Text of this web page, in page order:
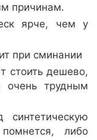
причинам.
ярче, чем у
при сминании
стоить дешево,
очень трудным
либо